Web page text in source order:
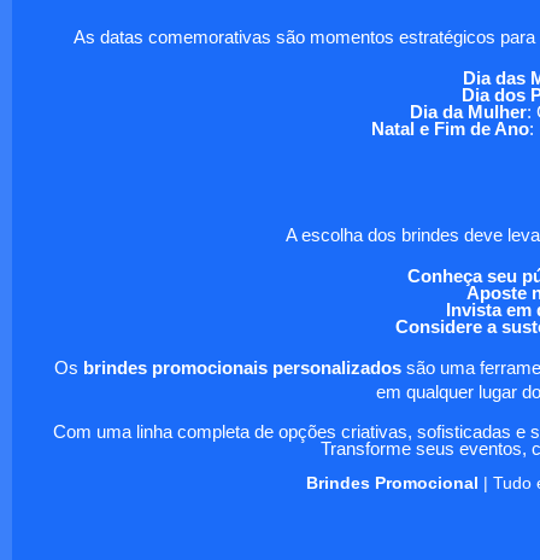
As datas comemorativas são momentos estratégicos
Dia das
Dia dos
Dia da Mulher:
Natal e Fim de Ano:
A escolha dos brindes deve
Conheça seu
Aposte
Invista em
Considere a
Os brindes promocionais personalizadossão uma
em qualquer lugar
Com uma linha completa de opções criativas, sofisticadas e
Transforme seus eventos,
Brindes Promocional | Tudo